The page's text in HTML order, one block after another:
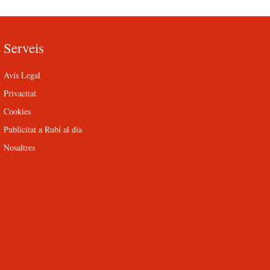
Serveis
Avís Legal
Privacitat
Cookies
Publicitat a Rubí al dia
Nosaltres